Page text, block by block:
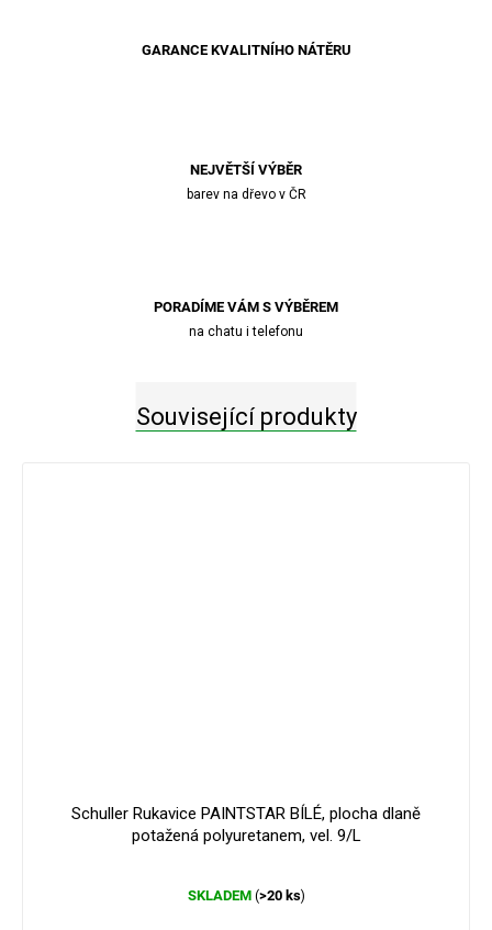
GARANCE KVALITNÍHO NÁTĚRU
NEJVĚTŠÍ VÝBĚR
barev na dřevo v ČR
PORADÍME VÁM S VÝBĚREM
na chatu i telefonu
Související produkty
Schuller Rukavice PAINTSTAR BÍLÉ, plocha dlaně
potažená polyuretanem, vel. 9/L
hodnocení
SKLADEM (>20 ks)